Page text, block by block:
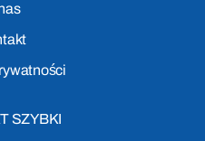
SZYBKI